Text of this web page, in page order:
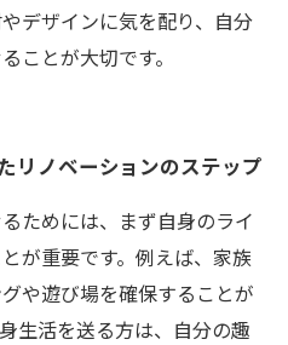
デザインに気を配り、自分
ことが大切です。
リノベーションのステップ
ためには、まず自身のライ
が重要です。例えば、家族
や遊び場を確保することが
生活を送る方は、自分の趣